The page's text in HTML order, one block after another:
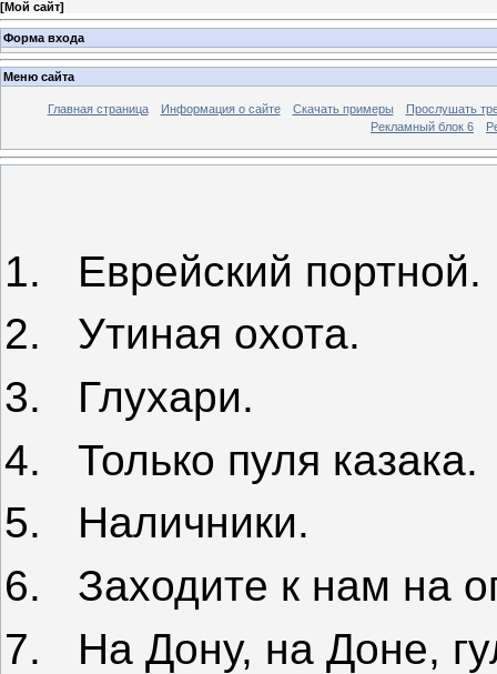
[Мой сайт]
Форма входа
Меню сайта
Главная страница Информация о сайте Скачать примеры
Прослушать
Рекламный блок 6
1.
Еврейский портной.
2.
Утиная охота.
3.
Глухари.
4.
Только пуля казака.
5.
Наличники.
6.
Заходите к нам на
7.
На Дону, на Доне,